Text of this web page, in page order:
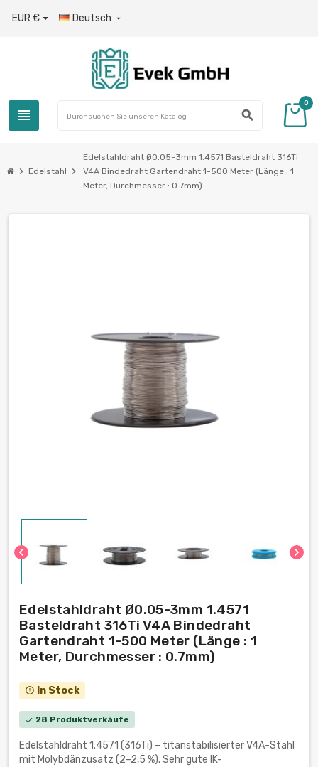
EUR € Deutsch 
view_headline search
0
chevron_right Edelstahl chevron_right
Edelstahldraht Ø0.05-3mm 1.4571 Basteldraht 316Ti
V4A Bindedraht Gartendraht 1-500 Meter (Länge : 1
Meter, Durchmesser : 0.7mm)
chevron_left chevron_right
Edelstahldraht Ø0.05-3mm 1.4571
Basteldraht 316Ti V4A Bindedraht
Gartendraht 1-500 Meter (Länge : 1
Meter, Durchmesser : 0.7mm)
error_outline In Stock
check 28 Produktverkäufe
Edelstahldraht 1.4571 (316Ti) – titanstabilisierter V4A-Stahl
mit Molybdänzusatz (2–2,5 %). Sehr gute IK-